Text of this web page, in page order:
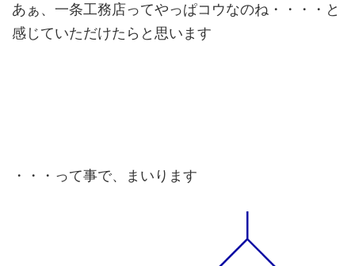
あぁ、一条工務店ってやっぱコウなのね・・・・と
感じていただけたらと思います
・・・って事で、まいります